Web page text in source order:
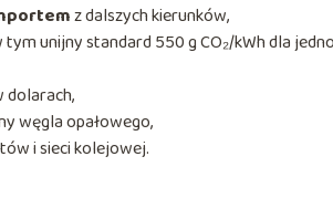
z dalszych kierunków,
tym unijny standard 550 g CO₂/kWh dla
dolarach,
węgla opałowego,
i sieci kolejowej.